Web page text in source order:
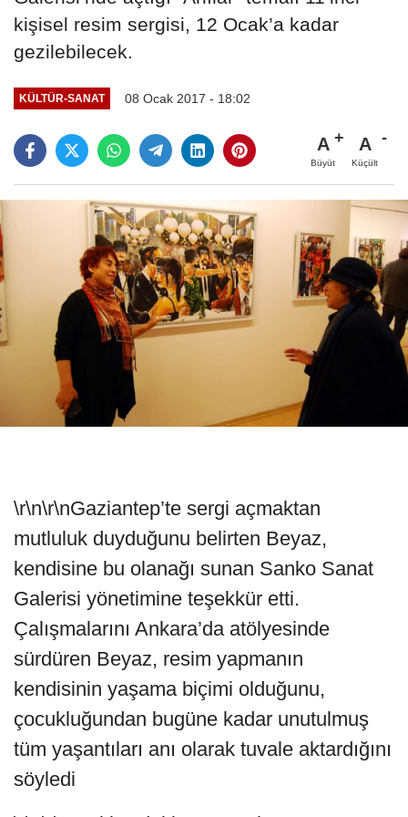
kişisel resim sergisi, 12 Ocak’a kadar
gezilebilecek.
KÜLTÜR-SANAT 08 Ocak 2017 - 18:02
A
Büyüt
A
Küçült
\r\n\r\nGaziantep’te sergi açmaktan
mutluluk duyduğunu belirten Beyaz,
kendisine bu olanağı sunan Sanko Sanat
Galerisi yönetimine teşekkür etti.
Çalışmalarını Ankara’da atölyesinde
sürdüren Beyaz, resim yapmanın
kendisinin yaşama biçimi olduğunu,
çocukluğundan bugüne kadar unutulmuş
tüm yaşantıları anı olarak tuvale aktardığını
söyledi